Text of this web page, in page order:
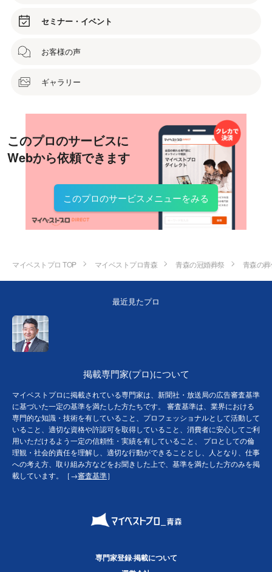
セミナー・イベント
お客様の声
ギャラリー
このプロのサービスに
Webから依頼できます
このプロのサービスメニューをみる
マイベストプロ TOP マイベストプロ青森 青森の冠婚葬祭 青森の
最近見たプロ
掲載専門家(プロ)について
マイベストプロに掲載されている専門家は、新聞社・放送局の広告審査基準
に基づいた一定の基準を満たした方たちです。 審査基準は、業界における
専門的な知識・技術を有していること、プロフェッショナルとして活動して
いること、適切な資格や許認可を取得していること、消費者に安心してご利
用いただけるよう一定の信頼性・実績を有していること、 プロとしての倫
理観・社会的責任を理解し、適切な行動ができることとし、人となり、仕事
への考え方、取り組み方などをお聞きした上で、基準を満たした方のみを掲
載しています。［→審査基準］
専門家登録·掲載について